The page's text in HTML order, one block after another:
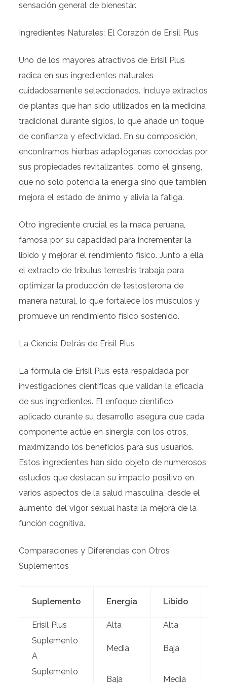
sensación general de bienestar.
Ingredientes Naturales: El Corazón de Erisil Plus
Uno de los mayores atractivos de Erisil Plus
radica en sus ingredientes naturales
cuidadosamente seleccionados. Incluye extractos
de plantas que han sido utilizados en la medicina
tradicional durante siglos, lo que añade un toque
de confianza y efectividad. En su composición,
encontramos hierbas adaptógenas conocidas por
sus propiedades revitalizantes, como el ginseng,
que no solo potencia la energía sino que también
mejora el estado de ánimo y alivia la fatiga.
Otro ingrediente crucial es la maca peruana,
famosa por su capacidad para incrementar la
libido y mejorar el rendimiento físico. Junto a ella,
el extracto de tribulus terrestris trabaja para
optimizar la producción de testosterona de
manera natural, lo que fortalece los músculos y
promueve un rendimiento físico sostenido.
La Ciencia Detrás de Erisil Plus
La fórmula de Erisil Plus está respaldada por
investigaciones científicas que validan la eficacia
de sus ingredientes. El enfoque científico
aplicado durante su desarrollo asegura que cada
componente actúe en sinergia con los otros,
maximizando los beneficios para sus usuarios.
Estos ingredientes han sido objeto de numerosos
estudios que destacan su impacto positivo en
varios aspectos de la salud masculina, desde el
aumento del vigor sexual hasta la mejora de la
función cognitiva.
Comparaciones y Diferencias con Otros
Suplementos
Suplemento Energía Libido
Erisil Plus
Alta Alta
Suplemento
A
Media Baja
Suplemento
Baja Media